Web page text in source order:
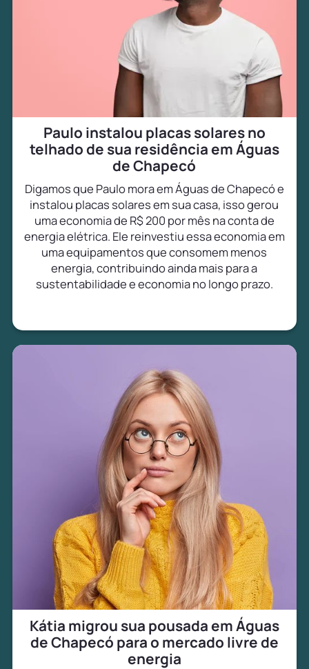
Paulo instalou placas solares no
telhado de sua residência em Águas
de Chapecó
Digamos que Paulo mora em Águas de Chapecó e
instalou placas solares em sua casa, isso gerou
uma economia de R$ 200 por mês na conta de
energia elétrica. Ele reinvestiu essa economia em
uma equipamentos que consomem menos
energia, contribuindo ainda mais para a
sustentabilidade e economia no longo prazo.
Kátia migrou sua pousada em Águas
de Chapecó para o mercado livre de
energia